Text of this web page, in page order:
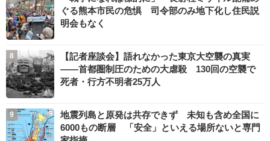
ぐる熊本市民の危惧 司令部のみ地下化し住民説
明会もなく
【記者座談会】語れなかった東京大空襲の真実
――首都圏制圧のための大虐殺 130回の空襲で
死者・行方不明者25万人
地震列島と原発は共存できず 未知も含め全国に
6000もの断層 「安全」といえる場所ないと専門